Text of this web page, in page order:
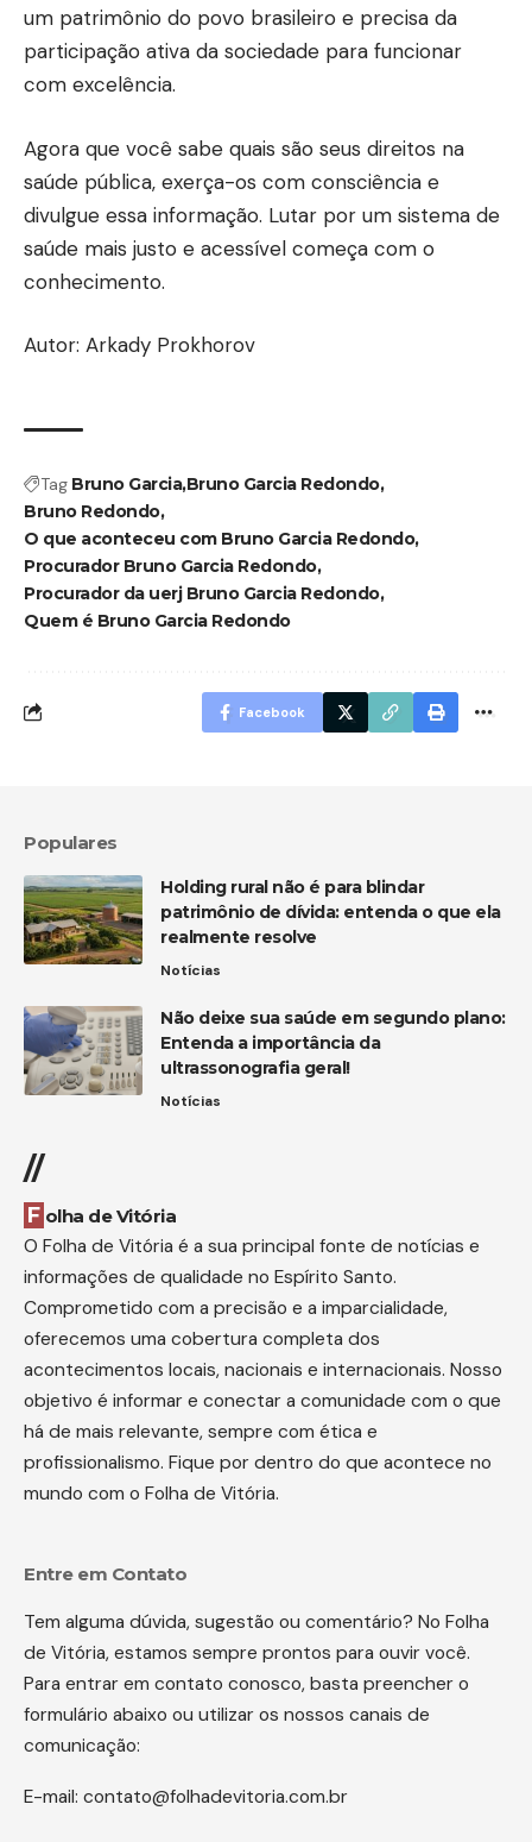
um patrimônio do povo brasileiro e precisa da
participação ativa da sociedade para funcionar
com excelência.
Agora que você sabe quais são seus direitos na
saúde pública, exerça-os com consciência e
divulgue essa informação. Lutar por um sistema de
saúde mais justo e acessível começa com o
conhecimento.
Autor: Arkady Prokhorov
Tag Bruno GarciaBruno Garcia Redondo
Bruno Redondo
O que aconteceu com Bruno Garcia Redondo
Procurador Bruno Garcia Redondo
Procurador da uerj Bruno Garcia Redondo
Quem é Bruno Garcia Redondo
Facebook
Populares
Holding rural não é para blindar
patrimônio de dívida: entenda o que ela
realmente resolve
Notícias
Não deixe sua saúde em segundo plano:
Entenda a importância da
ultrassonografia geral!
Notícias
//
Folha de Vitória
O Folha de Vitória é a sua principal fonte de notícias e
informações de qualidade no Espírito Santo.
Comprometido com a precisão e a imparcialidade,
oferecemos uma cobertura completa dos
acontecimentos locais, nacionais e internacionais. Nosso
objetivo é informar e conectar a comunidade com o que
há de mais relevante, sempre com ética e
profissionalismo. Fique por dentro do que acontece no
mundo com o Folha de Vitória.
Entre em Contato
Tem alguma dúvida, sugestão ou comentário? No Folha
de Vitória, estamos sempre prontos para ouvir você.
Para entrar em contato conosco, basta preencher o
formulário abaixo ou utilizar os nossos canais de
comunicação:
E-mail: contato@folhadevitoria.com.br